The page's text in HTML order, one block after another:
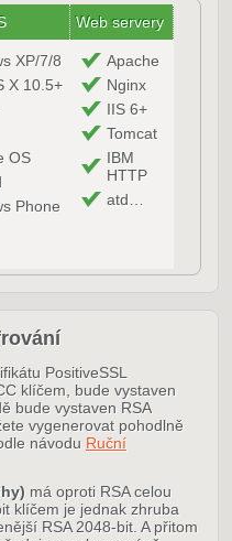
Web servery
XP/7/8
X 10.5+
OS
Phone
Apache
Nginx
IIS 6+
Tomcat
IBM
HTTP
atd…
PositiveSSL
klíčem, bude vystaven
bude vystaven RSA
vygenerovat pohodlně
návodu Ruční
má oproti RSA celou
klíčem je jednak zhruba
RSA 2048-bit. A přitom